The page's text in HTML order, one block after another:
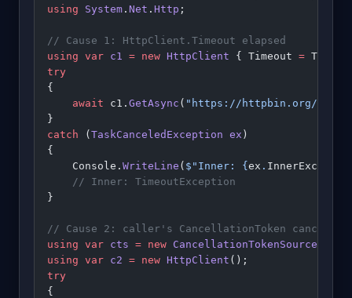
using System . Net . Http ;
// Cause 1: HttpClient.Timeout elapsed
using var c1 = new HttpClient { Timeout =
try
{
    await
c1. GetAsync ( "https://httpbin.org/
}
catch (TaskCanceledException ex )
{
    Console.
WriteLine ( $"Inner: {ex .
    // Inner: TimeoutException
}
// Cause 2: caller's CancellationToken cancelled
using var cts = new CancellationTokenSource
using var c2 = new HttpClient ();
try
{